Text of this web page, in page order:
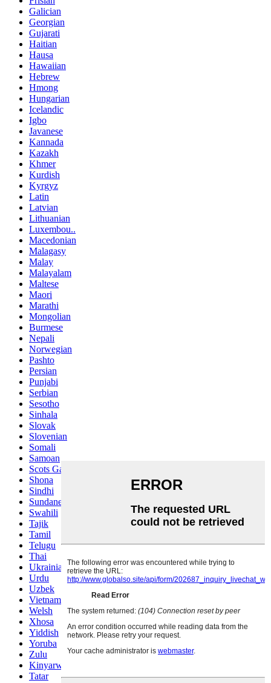
Galician
Georgian
Gujarati
Haitian
Hausa
Hawaiian
Hebrew
Hmong
Hungarian
Icelandic
Igbo
Javanese
Kannada
Kazakh
Khmer
Kurdish
Kyrgyz
Latin
Latvian
Lithuanian
Luxembou..
Macedonian
Malagasy
Malay
Malayalam
Maltese
Maori
Marathi
Mongolian
Burmese
Nepali
Norwegian
Pashto
Persian
Punjabi
Serbian
Sesotho
Sinhala
Slovak
Slovenian
Somali
Samoan
Scots Gaelic
Shona
Sindhi
Sundanese
Swahili
Tajik
Tamil
Telugu
Thai
Ukrainian
Urdu
Uzbek
Vietnamese
Welsh
Xhosa
Yiddish
Yoruba
Zulu
Kinyarwanda
Tatar